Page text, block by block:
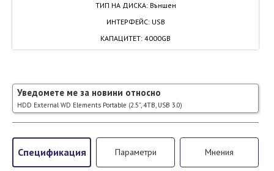
ТИП НА ДИСКА: Външен
ИНТЕРФЕЙС: USB
КАПАЦИТЕТ:4000GB
Уведомете ме за новини относно
HDD External WD Elements Portable (2.5”, 4TB, USB 3.0)
Спецификация Параметри Мнения